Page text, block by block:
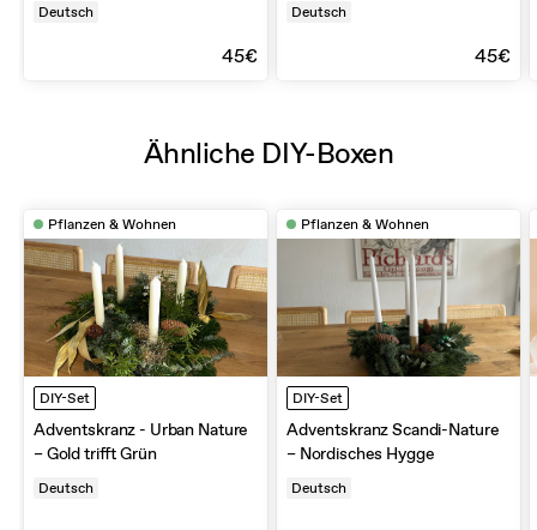
Deutsch
45€
Deutsch
45€
Ähnliche DIY-Boxen
Pflanzen & Wohnen
DIY-Set
Adventskranz - Urban Nature
– Gold trifft Grün
Deutsch
Pflanzen & Wohnen
DIY-Set
Adventskranz Scandi-Nature
– Nordisches Hygge
Deutsch